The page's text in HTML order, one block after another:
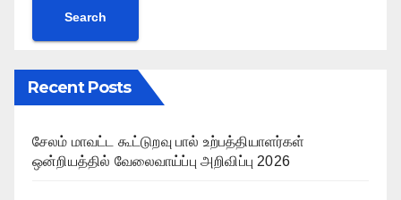
Search
Recent Posts
சேலம் மாவட்ட கூட்டுறவு பால் உற்பத்தியாளர்கள்
ஒன்றியத்தில் வேலைவாய்ப்பு அறிவிப்பு 2026